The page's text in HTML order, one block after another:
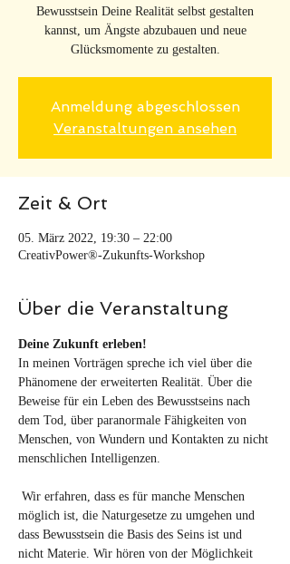
Bewusstsein Deine Realität selbst gestalten
kannst, um Ängste abzubauen und neue
Glücksmomente zu gestalten.
Anmeldung abgeschlossen
Veranstaltungen ansehen
Zeit & Ort
05. März 2022, 19:30 – 22:00
CreativPower®-Zukunfts-Workshop
Über die Veranstaltung
Deine Zukunft erleben!
In meinen Vorträgen spreche ich viel über die
Phänomene der erweiterten Realität. Über die
Beweise für ein Leben des Bewusstseins nach
dem Tod, über paranormale Fähigkeiten von
Menschen, von Wundern und Kontakten zu nicht
menschlichen Intelligenzen.
möglich ist, die Naturgesetze zu umgehen und
dass Bewusstsein die Basis des Seins ist und
nicht Materie. Wir hören von der Möglichkeit